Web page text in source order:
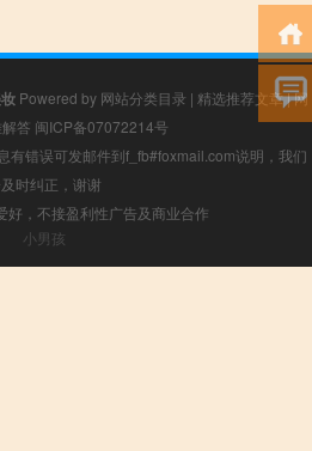
Powered by 网站分类目录 | 精选推荐文章|网
答 闽ICP备07072214号
有错误可发邮件到f_fb#foxmail.com说明，我们
时纠正，谢谢
好，不接盈利性广告及商业合作
小男孩